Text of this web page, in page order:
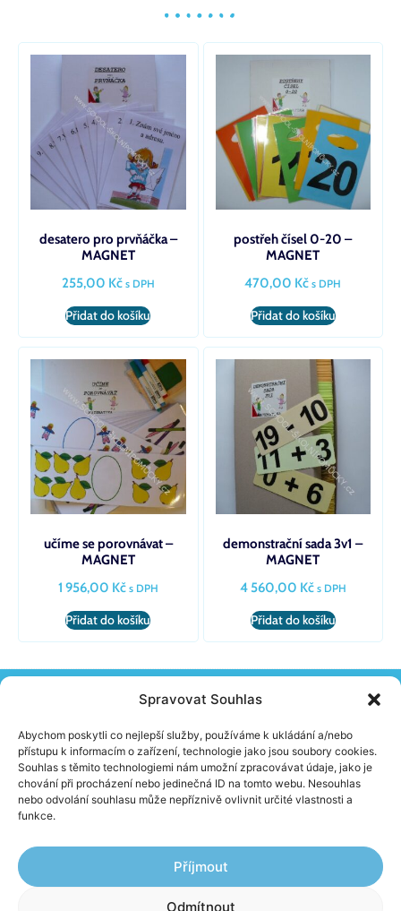
Spravovat Souhlas
Abychom poskytli co nejlepší služby, používáme k ukládání a/nebo
přístupu k informacím o zařízení, technologie jako jsou soubory cookies.
Souhlas s těmito technologiemi nám umožní zpracovávat údaje, jako je
chování při procházení nebo jedinečná ID na tomto webu. Nesouhlas
nebo odvolání souhlasu může nepříznivě ovlivnit určité vlastnosti a
funkce.
Příjmout
Odmítnout
desatero pro prvňáčka –
MAGNET
255,00 Kč s DPH
Přidat do košíku
postřeh čísel 0-20 –
MAGNET
470,00 Kč s DPH
Přidat do košíku
učíme se porovnávat –
MAGNET
1 956,00 Kč s DPH
Přidat do košíku
demonstrační sada 3v1 –
MAGNET
4 560,00 Kč s DPH
Přidat do košíku
(+420) 603 230 152
info@school-skolnipomucky.cz
O FIRMĚ
Aktuality
Ochrana osobních údajů